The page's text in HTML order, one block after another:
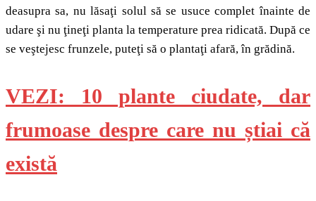
deasupra sa, nu lăsaţi solul să se usuce complet înainte de
udare şi nu ţineţi planta la temperature prea ridicată. După ce
se veştejesc frunzele, puteţi să o plantaţi afară, în grădină.
VEZI: 10 plante ciudate, dar
frumoase despre care nu știai că
există